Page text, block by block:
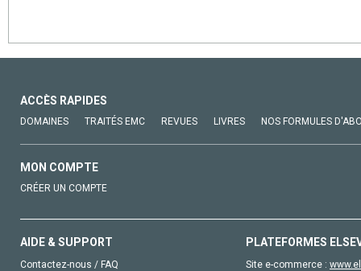
ACCÈS RAPIDES
DOMAINES TRAITÉS EMC REVUES LIVRES NOS FORMULES
MON COMPTE
CRÉER UN COMPTE
AIDE & SUPPORT
Contactez-nous / FAQ
PLATEFORMES
Site e-commerce :